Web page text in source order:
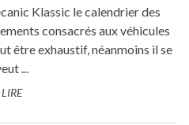
Klassic le calendrier des
consacrés aux véhicules
être exhaustif, néanmoins il se
...
LIRE